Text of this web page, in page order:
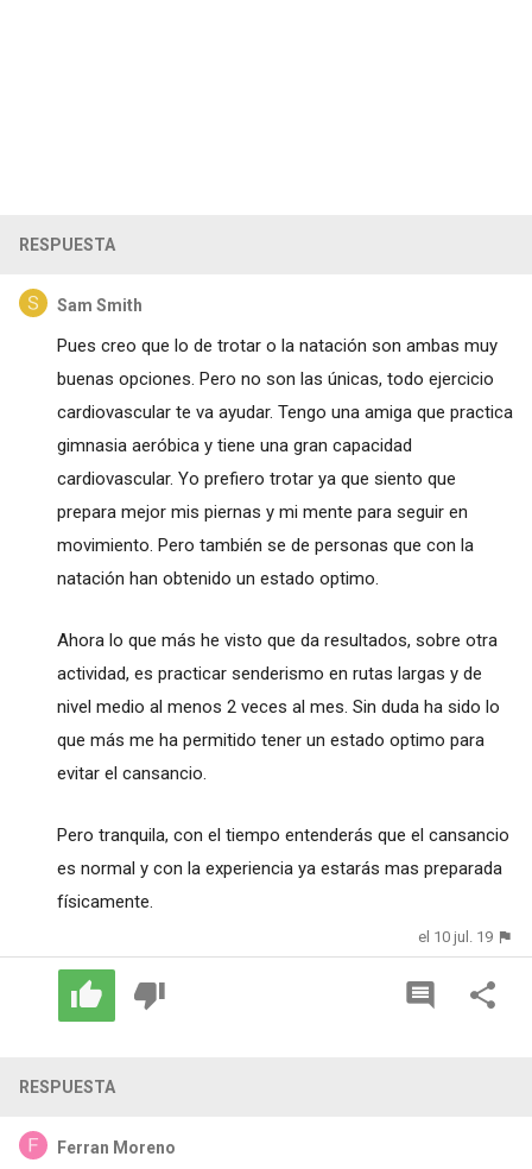
RESPUESTA
Sam Smith
Pues creo que lo de trotar o la natación son ambas muy
buenas opciones. Pero no son las únicas, todo ejercicio
cardiovascular te va ayudar. Tengo una amiga que practica
gimnasia aeróbica y tiene una gran capacidad
cardiovascular. Yo prefiero trotar ya que siento que
prepara mejor mis piernas y mi mente para seguir en
movimiento. Pero también se de personas que con la
natación han obtenido un estado optimo.
Ahora lo que más he visto que da resultados, sobre otra
actividad, es practicar senderismo en rutas largas y de
nivel medio al menos 2 veces al mes. Sin duda ha sido lo
que más me ha permitido tener un estado optimo para
evitar el cansancio.
Pero tranquila, con el tiempo entenderás que el cansancio
es normal y con la experiencia ya estarás mas preparada
físicamente.
el 10 jul. 19
RESPUESTA
Ferran Moreno